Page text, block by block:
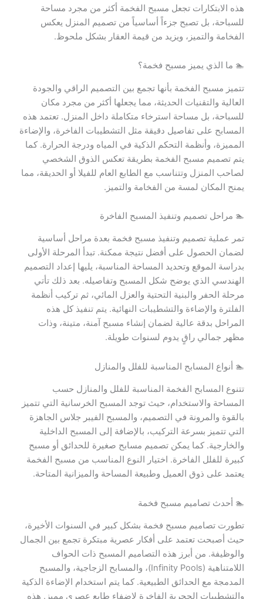
هذه الابتكارات تجعل مسبح الفخمة أكثر من مجرد مساحة
للسباحة، بل تصبح جزءاً أساسياً من تصميم المنزل يعكس
الفخامة والتميز، ويزيد من قيمة العقار بشكل ملحوظ.
🏊 ما الذي يميز مسبح فخمة؟
تتميز مسبح الفخمة بأنها تجمع بين التصميم الراقي والجودة
العالية والتقنيات الحديثة، مما يجعلها أكثر من مجرد مكان
للسباحة، بل مساحة استرخاء متكاملة داخل المنزل. تعتمد هذه
المسابح على تفاصيل دقيقة مثل التشطيبات الفاخرة، والإضاءة
المميزة، وأنظمة التحكم الذكية في المياه ودرجة الحرارة. كما
يتم تصميم مسبح الفخمة بطريقة تعكس الذوق الشخصي
لصاحب المنزل وتتناسب مع الطابع العام للفيلا أو الحديقة، مما
يمنح المكان لمسة من الفخامة والتميز.
🏊 مراحل تصميم وتنفيذ المسبح الفاخرة
تمر عملية تصميم وتنفيذ مسبح فخمة بعدة مراحل أساسية
لضمان الحصول على أفضل نتيجة ممكنة. تبدأ المرحلة الأولى
بدراسة الموقع وتحديد المساحة المناسبة، يليها إعداد التصميم
الهندسي الذي يوضح شكل المسبح وتفاصيله. بعد ذلك تأتي
مرحلة الحفر والبنية التحتية والعزل المائي، ثم تركيب أنظمة
الفلترة والإضاءة والتشطيبات النهائية. يتم تنفيذ كل هذه
المراحل بدقة عالية لضمان إنشاء مسبح آمنة، متينة، وذات
مظهر جمالي راقٍ يدوم لسنوات طويلة.
🏊 أنواع المسابح المناسبة للفلل والمنازل
تتنوع المسابح الفخمة المناسبة للفلل والمنازل حسب
المساحة والاستخدام، حيث توجد المسبح الخرسانية التي تتميز
بالقوة والمرونة في التصميم، والمسبح الفيبر جلاس الجاهزة
التي تتميز بسرعة التركيب، بالإضافة إلى المسبح الداخلية
والخارجية. كما يمكن تصميم مسابح صغيرة للحدائق أو مسبح
كبيرة للفلل الفاخرة. اختيار النوع المناسب من مسبح الفخمة
يعتمد على ذوق العميل وطبيعة المساحة والميزانية المتاحة.
🏊 أحدث تصاميم مسبح فخمة
تطورت تصاميم مسبح فخمة بشكل كبير في السنوات الأخيرة،
حيث أصبحت تعتمد على أفكار عصرية مبتكرة تجمع بين الجمال
والوظيفة. من أبرز هذه التصاميم المسبح ذات الحواف
اللامتناهية (Infinity Pools)، والمسابح الزجاجية، والمسبح
المدمجة مع الحدائق الطبيعية. كما يتم استخدام الإضاءة الذكية
والتشطيبات الحجرية الفاخرة لإضفاء طابع عصري مميز. هذه